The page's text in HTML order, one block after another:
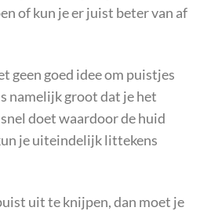
of kun je er juist beter van af
geen goed idee om puistjes
namelijk groot dat je het
doet waardoor de huid
je uiteindelijk littekens
uit te knijpen, dan moet je